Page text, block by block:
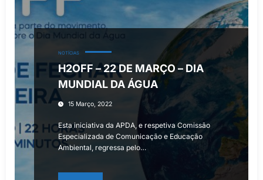
NOTÍCIAS
H2OFF – 22 DE MARÇO – DIA
MUNDIAL DA ÁGUA
15 Março, 2022
Esta iniciativa da APDA, e respetiva Comissão
Especializada de Comunicação e Educação
Ambiental, regressa pelo…